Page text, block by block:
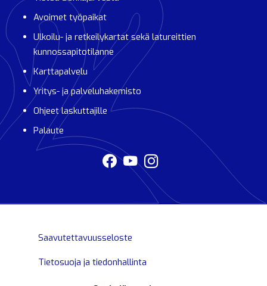
Avoimet työpaikat
Ulkoilu- ja retkeilykartat sekä latureittien
kunnossapitotilanne
Karttapalvelu
Yritys- ja palveluhakemisto
Ohjeet laskuttajille
Palaute
Saavutettavuusseloste
Tietosuoja ja tiedonhallinta